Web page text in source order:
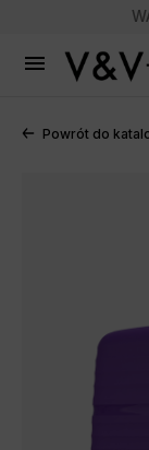

Powrót do